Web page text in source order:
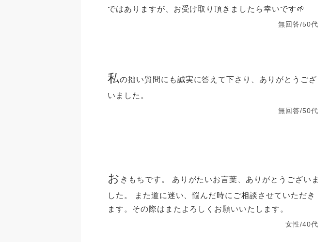
ではありますが、お受け取り頂きましたら幸いです🌱
無回答/50代
私の拙い質問にも誠実に答えて下さり、ありがとうござ
いました。
無回答/50代
お きもちです。 ありがたいお言葉、ありがとうございま
した。 また道に迷い、悩んだ時にご相談させていただき
ます。その際はまたよろしくお願いいたします。
女性/40代